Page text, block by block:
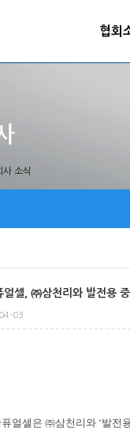
협회
사 소식
얼셀, ㈜삼천리와 발전용
03
얼셀은 ㈜삼천리와 ‘발전